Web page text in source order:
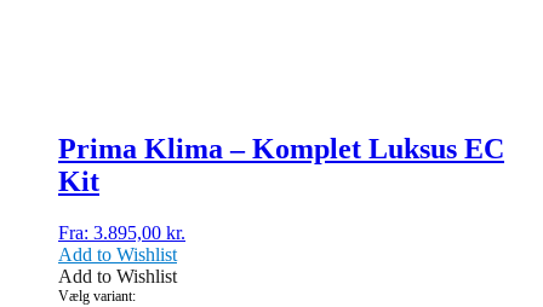
Prima Klima – Komplet Luksus EC
Kit
Fra: 3.895,00 kr.
Vælg variant:
Add to Wishlist
Add to Wishlist